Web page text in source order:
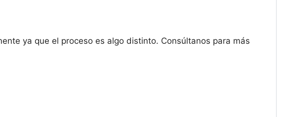
ya que el proceso es algo distinto. Consúltanos para más